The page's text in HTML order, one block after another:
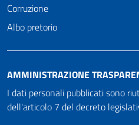
Corruzione
Albo pretorio
AMMINISTRAZIONE
I dati personali pubblicati sono
dell'articolo 7 del decreto